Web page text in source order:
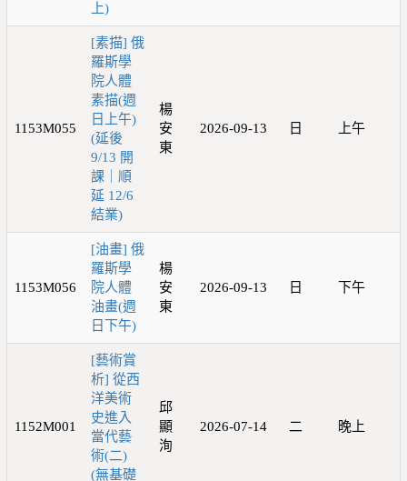
上)
1153M055
[素描] 俄
羅斯學
院人體
素描(週
日上午)
(延後
9/13 開
課｜順
延 12/6
結業)
楊
安
東
2026-09-13 日 上午
1153M056
[油畫] 俄
羅斯學
院人體
油畫(週
日下午)
楊
安
東
2026-09-13 日 下午
1152M001
[藝術賞
析] 從西
洋美術
史進入
當代藝
術(二)
(無基礎
邱
顯
洵
2026-07-14 二 晚上